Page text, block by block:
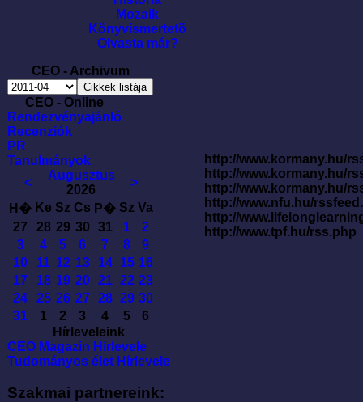
Mozaik
Könyvismertetõ
Olvasta már?
CEO - Archivum
CEO - Online
Rendezvényajánló
Recenziók
PR
Tanulmányok
<
Augusztus
2026
>
H� Ke Sz Cs P� Sz Va
27
28 29 30 31 1
2
3
4 5 6 7 8
9
10
11 12 13 14 15 16
17
18 19 20 21 22 23
24
25 26 27 28 29 30
31
1 2 3 4 5
6
Hírleveleink
CEO Magazin Hírlevele
Tudományos élet Hírlevele
Szakmai partnereink:
http://www.kormany.hu/
http://www.kormany.hu/
http://www.kormany.hu/
http://www.nfu.hu/
http://
http://www.tpf.hu/rss.php